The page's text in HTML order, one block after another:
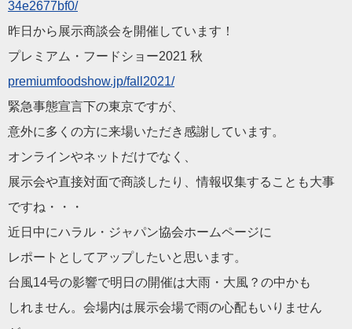
34e2677bf0/
昨日から展示商談会を開催しています！
プレミアム・フードショー2021 秋
premiumfoodshow.jp/fall 2021/
緊急事態宣言下の東京ですが、
意外に多くの方に来場いただき感謝しています。
オンラインやネットだけでなく、
展示会や直接対面で商談したり、情報収集することも大事
ですね・
・・
近日中にハラル・ジャパン協会ホームページに
レポートとしてアップしたいと思います。
台風14号の影響で明日の開催は大雨・大風？の中かも
しれません。会場内は展示会場で雨の心配もいりません